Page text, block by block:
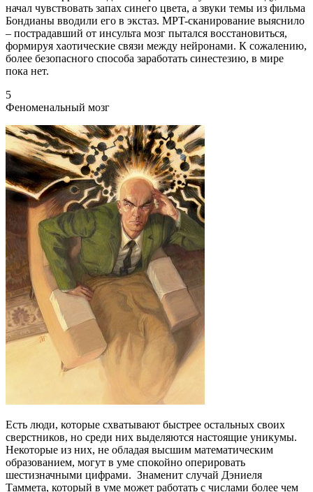
начал чувствовать запах синего цвета, а звуки темы из фильма
Бондианы вводили его в экстаз. MPT-сканирование выяснило
– пострадавший от инсульта мозг пытался восстановиться,
формируя хаотические связи между нейронами. К сожалению,
более безопасного способа заработать синестезию, в мире
пока нет.
5
Феноменальный мозг
Есть люди, которые схватывают быстрее остальных своих
сверстников, но среди них выделяются настоящие уникумы.
Некоторые из них, не обладая высшим математическим
образованием, могут в уме спокойно оперировать
шестизначными цифрами. Знаменит случай Дэниеля
Таммета, который в уме может работать с числами более чем